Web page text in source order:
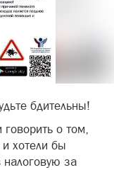
бдительны!
о том,
хотели бы
налоговую за